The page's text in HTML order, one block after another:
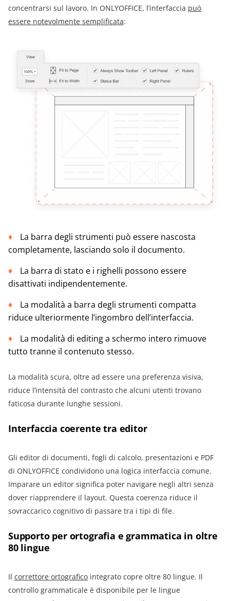
concentrarsi sul lavoro. In ONLYOFFICE, l’interfaccia può
essere notevolmente semplificata:
La barra degli strumenti può essere nascosta
completamente, lasciando solo il documento.
La barra di stato e i righelli possono essere
disattivati indipendentemente.
La modalità a barra degli strumenti compatta
riduce ulteriormente l’ingombro dell’interfaccia.
La modalità di editing a schermo intero rimuove
tutto tranne il contenuto stesso.
La modalità scura, oltre ad essere una preferenza visiva,
riduce l’intensità del contrasto che alcuni utenti trovano
faticosa durante lunghe sessioni.
Interfaccia coerente tra editor
Gli editor di documenti, fogli di calcolo, presentazioni e PDF
di ONLYOFFICE condividono una logica interfaccia comune.
Imparare un editor significa poter navigare negli altri senza
dover riapprendere il layout. Questa coerenza riduce il
sovraccarico cognitivo di passare tra i tipi di file.
Supporto per ortografia e grammatica in oltre
80 lingue
Il correttore ortografico integrato copre oltre 80 lingue. Il
controllo grammaticale è disponibile per le lingue